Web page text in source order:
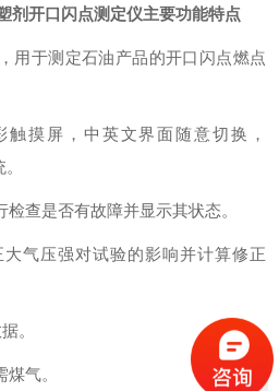
剂开口闪点测定仪主要功能特点
用于测定石油产品的开口闪点燃点
摸屏，中英文界面随意切换，
查是否有故障并显示其状态。
气压强对试验的影响并计算修正
。
气。